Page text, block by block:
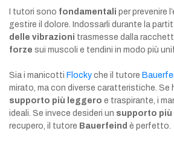
I tutori sono fondamentali per prevenire
gestire il dolore. Indossarli durante la
delle vibrazioni trasmesse dalla
forze sui muscoli e tendini in modo più
Sia i manicotti Flocky che il tutore
mirato, ma con diverse caratteristiche. Se
supporto più leggero e traspirante, i
ideali. Se invece desideri un supporto
recupero, il tutore Bauerfeind è perfetto.